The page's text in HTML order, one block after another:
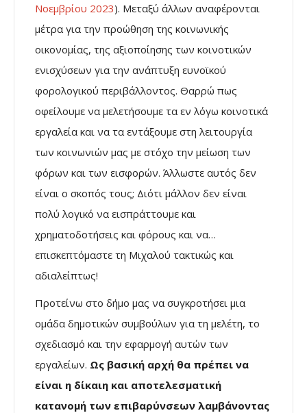
Νοεμβρίου 2023). Μεταξύ άλλων αναφέρονται
μέτρα για την προώθηση της κοινωνικής
οικονομίας, της αξιοποίησης των κοινοτικών
ενισχύσεων για την ανάπτυξη ευνοϊκού
φορολογικού περιβάλλοντος. Θαρρώ πως
οφείλουμε να μελετήσουμε τα εν λόγω κοινοτικά
εργαλεία και να τα εντάξουμε στη λειτουργία
των κοινωνιών μας με στόχο την μείωση των
φόρων και των εισφορών. Άλλωστε αυτός δεν
είναι ο σκοπός τους; Διότι μάλλον δεν είναι
πολύ λογικό να εισπράττουμε και
χρηματοδοτήσεις και φόρους και να…
επισκεπτόμαστε τη Μιχαλού τακτικώς και
αδιαλείπτως!
Προτείνω στο δήμο μας να συγκροτήσει μια
ομάδα δημοτικών συμβούλων για τη μελέτη, το
σχεδιασμό και την εφαρμογή αυτών των
εργαλείων. Ως βασική αρχή θα πρέπει να
είναι η δίκαιη και αποτελεσματική
κατανομή των επιβαρύνσεων λαμβάνοντας